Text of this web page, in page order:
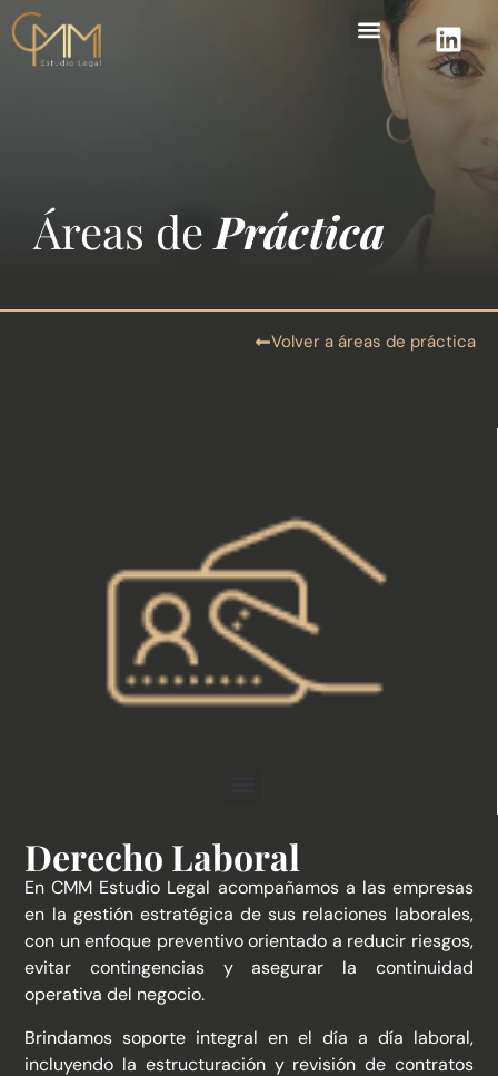
Áreas de Práctica
Volver a áreas de práctica
Derecho Laboral
En CMM Estudio Legal acompañamos a las empresas
en la gestión estratégica de sus relaciones laborales,
con un enfoque preventivo orientado a reducir riesgos,
evitar contingencias y asegurar la continuidad
operativa del negocio.​
​Brindamos soporte integral en el día a día laboral,
incluyendo la estructuración y revisión de contratos